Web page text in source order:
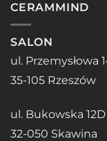
CERAMMIND
SALON
ul. Przemysłowa
35-105 Rzeszów
ul. Bukowska 12D
32-050 Skawina